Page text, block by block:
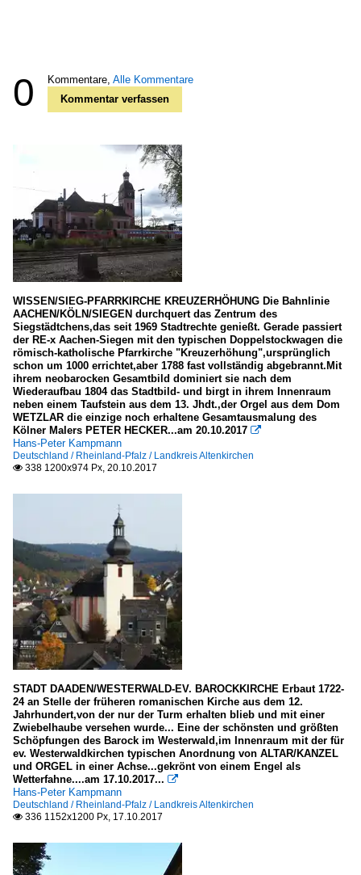
0 Kommentare, Alle Kommentare
Kommentar verfassen
WISSEN/SIEG-PFARRKIRCHE KREUZERHÖHUNG Die Bahnlinie
AACHEN/KÖLN/SIEGEN durchquert das Zentrum des
Siegstädtchens,das seit 1969 Stadtrechte genießt. Gerade passiert
der RE-x Aachen-Siegen mit den typischen Doppelstockwagen die
römisch-katholische Pfarrkirche "Kreuzerhöhung",ursprünglich
schon um 1000 errichtet,aber 1788 fast vollständig abgebrannt.Mit
ihrem neobarocken Gesamtbild dominiert sie nach dem
Wiederaufbau 1804 das Stadtbild- und birgt in ihrem Innenraum
neben einem Taufstein aus dem 13. Jhdt.,der Orgel aus dem Dom
WETZLAR die einzige noch erhaltene Gesamtausmalung des
Kölner Malers PETER HECKER...am 20.10.2017 
Hans-Peter Kampmann
Deutschland / Rheinland-Pfalz / Landkreis Altenkirchen
 338 1200x974 Px, 20.10.2017
STADT DAADEN/WESTERWALD-EV. BAROCKKIRCHE Erbaut 1722-
24 an Stelle der früheren romanischen Kirche aus dem 12.
Jahrhundert,von der nur der Turm erhalten blieb und mit einer
Zwiebelhaube versehen wurde... Eine der schönsten und größten
Schöpfungen des Barock im Westerwald,im Innenraum mit der für
ev. Westerwaldkirchen typischen Anordnung von ALTAR/KANZEL
und ORGEL in einer Achse...gekrönt von einem Engel als
Wetterfahne....am 17.10.2017... 
Hans-Peter Kampmann
Deutschland / Rheinland-Pfalz / Landkreis Altenkirchen
 336 1152x1200 Px, 17.10.2017